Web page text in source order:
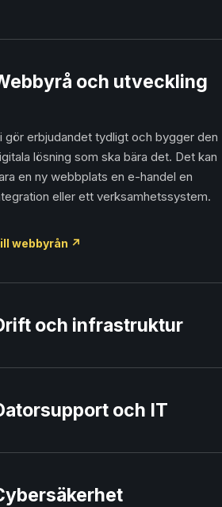
och utveckling
gör erbjudandet tydligt och bygger den
lösning som ska bära det. Det kan
en ny webbplats en e-handel en
eller ett verksamhetssystem.
webbyrån ↗
och infrastruktur
och IT